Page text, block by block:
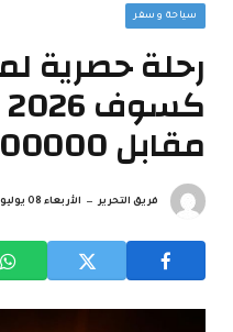
سياحة وسفر
رحلة حصرية
مقابل 200000 يورو
فريق التحرير الأربعاء 08 يوليو 12:16 م